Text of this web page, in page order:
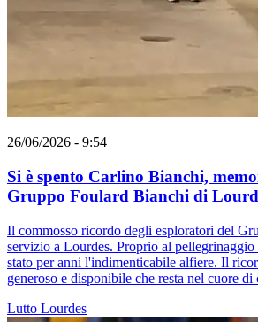
26/06/2026 - 9:54
Si è spento Carlino Bianchi,
Gruppo Foulard Bianchi di
Il commosso ricordo degli esploratori del
servizio a Lourdes. Proprio al
stato per anni l'indimenticabile alfiere. Il
generoso e disponibile che resta nel cuore
Lutto Lourdes